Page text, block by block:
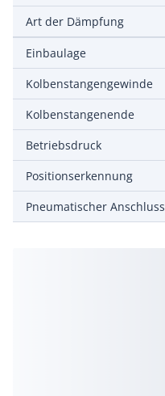
Art der Dämpfung
Einbaulage
Kolbenstangengewinde
Kolbenstangenende
Betriebsdruck
Positionserkennung
Pneumatischer Anschluss